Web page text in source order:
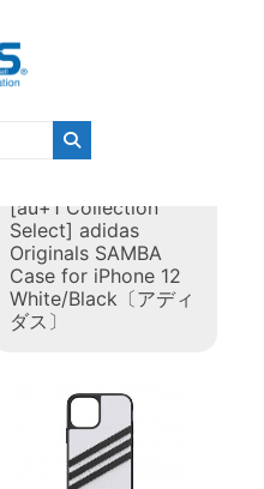
商品｜株式会社
商品には、日本では珍しい「海外ブ
機能的な商品」「コストパフォー
[au+1 Collection
Select] adidas
Originals SAMBA
Case for iPhone 12
White/Black〔アディ
ダス〕